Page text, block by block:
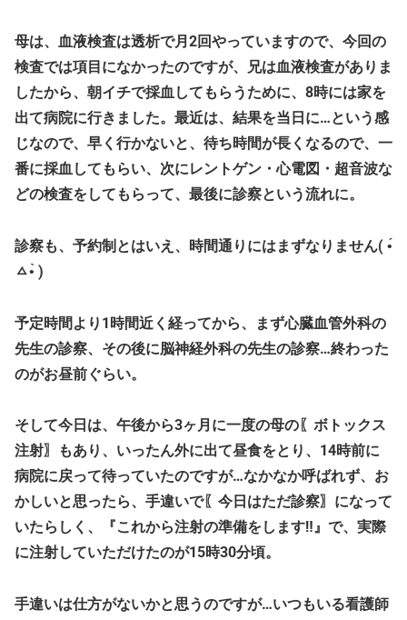
母は、血液検査は透析で月2回やっていますので、今回の
検査では項目になかったのですが、兄は血液検査がありま
したから、朝イチで採血してもらうために、8時には家を
出て病院に行きました。最近は、結果を当日に…という感
じなので、早く行かないと、待ち時間が長くなるので、一
番に採血してもらい、次にレントゲン・心電図・超音波な
どの検査をしてもらって、最後に診察という流れに。
診察も、予約制とはいえ、時間通りにはまずなりません( •́
ㅿ•̀ )
予定時間より1時間近く経ってから、まず心臓血管外科の
先生の診察、その後に脳神経外科の先生の診察…終わった
のがお昼前ぐらい。
そして今日は、午後から3ヶ月に一度の母の〖ボトックス
注射〗もあり、いったん外に出て昼食をとり、14時前に
病院に戻って待っていたのですが…なかなか呼ばれず、お
かしいと思ったら、手違いで〖今日はただ診察〗になって
いたらしく、『これから注射の準備をします‼』で、実際
に注射していただけたのが15時30分頃。
手違いは仕方がないかと思うのですが…いつもいる看護師